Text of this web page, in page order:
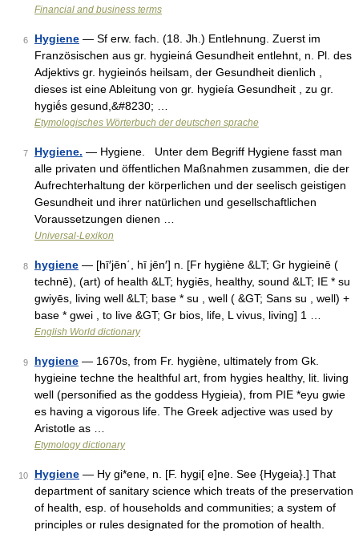
Financial and business terms
6 Hygiene — Sf erw. fach. (18. Jh.) Entlehnung. Zuerst im
Französischen aus gr. hygieiná Gesundheit entlehnt, n. Pl. des
Adjektivs gr. hygieinós heilsam, der Gesundheit dienlich ,
dieses ist eine Ableitung von gr. hygieía Gesundheit , zu gr.
hygiḗs gesund,&#8230; …
Etymologisches Wörterbuch der deutschen sprache
7 Hygiene. — Hygiene. Unter dem Begriff Hygiene fasst man
alle privaten und öffentlichen Maßnahmen zusammen, die der
Aufrechterhaltung der körperlichen und der seelisch geistigen
Gesundheit und ihrer natürlichen und gesellschaftlichen
Voraussetzungen dienen …
Universal-Lexikon
8 hygiene — [hī′jēn΄, hī jēn′] n. [Fr hygiène &LT; Gr hygieinē (
technē), (art) of health &LT; hygiēs, healthy, sound &LT; IE * su
gwiyēs, living well &LT; base * su , well ( &GT; Sans su , well) +
base * gwei , to live &GT; Gr bios, life, L vivus, living] 1 …
English World dictionary
9 hygiene — 1670s, from Fr. hygiène, ultimately from Gk.
hygieine techne the healthful art, from hygies healthy, lit. living
well (personified as the goddess Hygieia), from PIE *eyu gwie
es having a vigorous life. The Greek adjective was used by
Aristotle as …
Etymology dictionary
10 Hygiene — Hy gi*ene, n. [F. hygi[ e]ne. See {Hygeia}.] That
department of sanitary science which treats of the preservation
of health, esp. of households and communities; a system of
principles or rules designated for the promotion of health.